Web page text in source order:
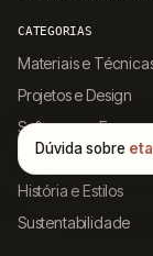
CATEGORIAS
Materiais e
Projetos e Design
Softwares e
Carreira e Mercado
História e Estilos
Sustentabilidade